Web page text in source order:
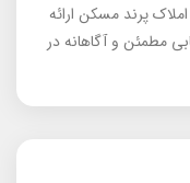
پرند مسکن ارائه
مطمئن و آگاهانه در